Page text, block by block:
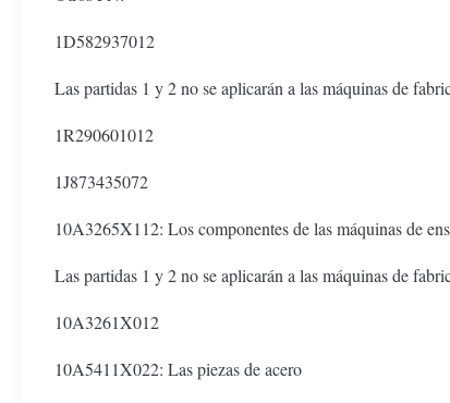
1D582937012
Las partidas 1 y 2 no se aplicarán a las máquinas de
1R290601012
1J873435072
10A3265X112: Los componentes de las máquinas de
Las partidas 1 y 2 no se aplicarán a las máquinas de
10A3261X012
10A5411X022: Las piezas de acero